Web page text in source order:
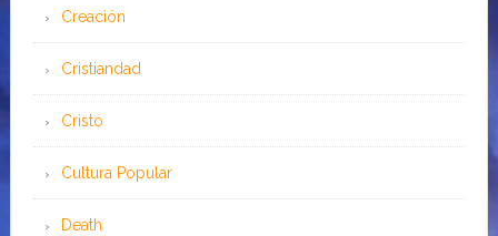
Creación
Cristiandad
Cristo
Cultura Popular
Death